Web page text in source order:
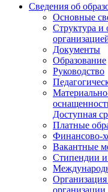
Сведения об
Основные
Структура и
Документы
Образование
Руководство
Доступная
Платные
Финансово-
Вакантные
Стипендии
Организация
организации